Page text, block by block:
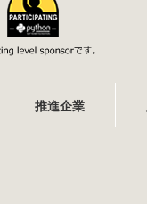
推進企業